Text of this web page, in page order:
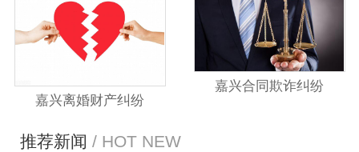
嘉兴离婚财产纠纷
嘉兴合同欺诈纠纷
推荐新闻 / HOT NEW